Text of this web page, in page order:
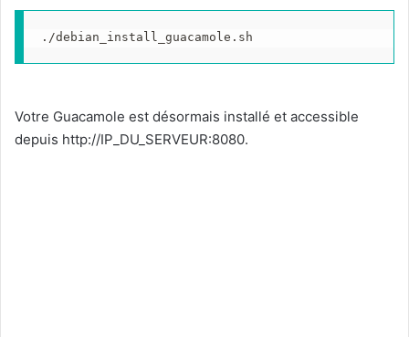
./debian_install_guacamole.sh
Votre Guacamole est désormais installé et accessible
depuis http://IP_DU_SERVEUR:8080.